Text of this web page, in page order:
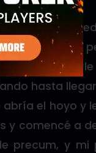
metiéndole
lo agarré del
a
hasta
el hoyo y
y comencé a
precum, y mi